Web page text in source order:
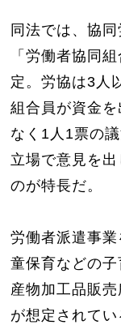
同法では、協
「労働者協同
定。労協は3人
組合員が資金
なく1人1票の
立場で意見を
のが特長だ。
労働者派遣事
童保育などの
産物加工品販
が想定されてい